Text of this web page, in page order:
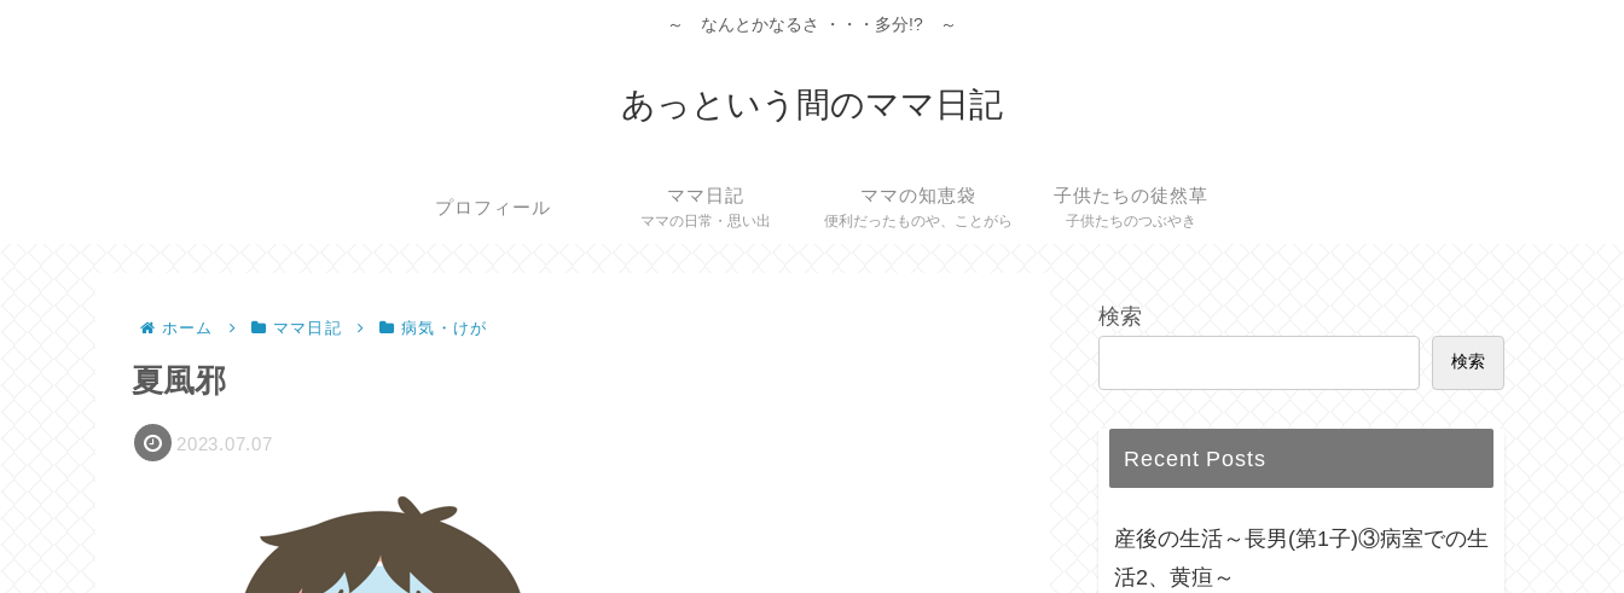
～ なんとかなるさ ・・・多分!? ～
あっという間のママ日記
プロフィール
ママ日記
ママの日常・思い出
ママの知恵袋
便利だったものや、ことがら
子供たちの徒然草
子供たちのつぶやき
ホーム ママ日記 病気・けが
夏風邪
2023.07.07
検索
検索
Recent Posts
産後の生活～長男(第1子)③病室での生
活2、黄疸～